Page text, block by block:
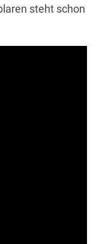
steht schon